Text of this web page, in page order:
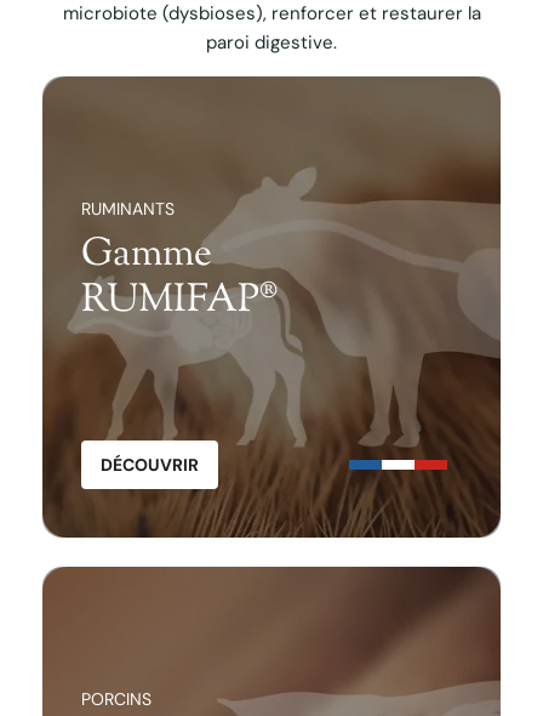
microbiote (dysbioses), renforcer et restaurer la
paroi digestive.
RUMINANTS
Gamme
RUMIFAP®
DÉCOUVRIR
PORCINS